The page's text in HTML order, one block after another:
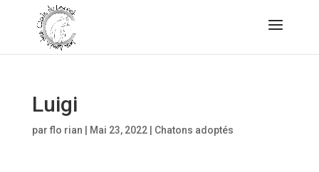
Luigi
par flo rian Mai 23, 2022| Chatons adoptés